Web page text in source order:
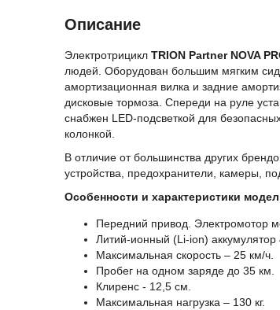
Описание
Электротрицикл TRION Partner NOVA
людей. Оборудован большим мягким
амортизационная вилка и задние
дисковые тормоза. Спереди на руле
снабжен LED-подсветкой для
колонкой.
В отличие от большинства других
устройства, предохранители, камеры,
Особенности и характеристики
Передний привод. Электромотор
Литий-ионный (Li-ion) аккумулятор
Максимальная скорость – 25 км/ч.
Пробег на одном заряде до 35 км.
Клиренс - 12,5 см.
Максимальная нагрузка – 130 кг.